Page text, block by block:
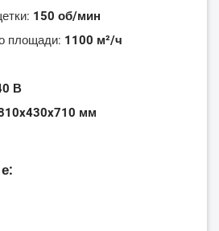
150 об/мин
площади: 1100 м²/ч
В
мм